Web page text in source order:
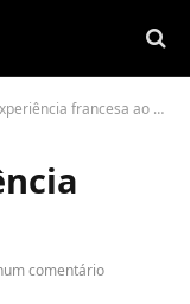
francesa ao Rio
comentário